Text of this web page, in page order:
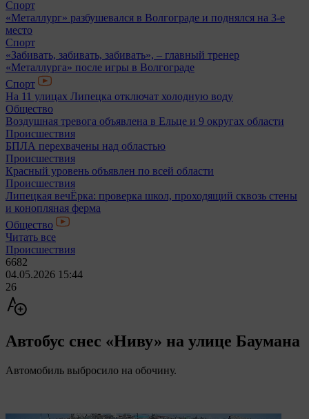
Спорт
«Металлург» разбушевался в Волгограде и поднялся на 3-е
место
Спорт
«Забивать, забивать, забивать», – главный тренер
«Металлурга» после игры в Волгограде
Спорт
На 11 улицах Липецка отключат холодную воду
Общество
Воздушная тревога объявлена в Ельце и 9 округах области
Происшествия
БПЛА перехвачены над областью
Происшествия
Красный уровень объявлен по всей области
Происшествия
Липецкая вечЁрка: проверка школ, проходящий сквозь стены
и конопляная ферма
Общество
Читать все
Происшествия
6682
04.05.2026 15:44
26
Автобус снес «Ниву» на улице Баумана
Автомобиль выбросило на обочину.